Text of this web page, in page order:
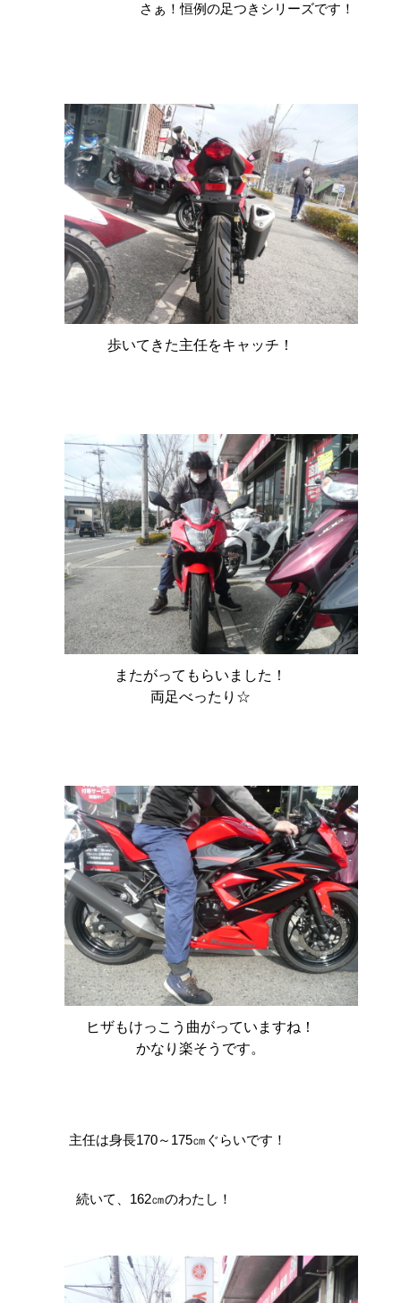
さぁ！恒例の足つきシリーズです！
歩いてきた主任をキャッチ！
またがってもらいました！
両足べったり☆
ヒザもけっこう曲がっていますね！
かなり楽そうです。
主任は身長170～175㎝ぐらいです！
続いて、162㎝のわたし！